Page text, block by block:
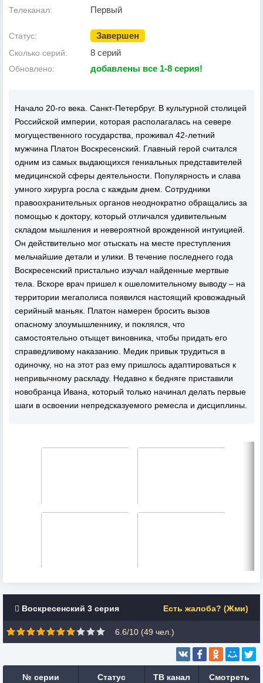
Телеканал: Первый
Статус: Завершен
Сколько серий: 8 серий
Обновлено: добавлены все 1-8 серия!
Начало 20-го века. Санкт-Петербруг. В культурной столицей
Российской империи, которая располагалась на севере
могущественного государства, проживал 42-летний
мужчина Платон Воскресенский. Главный герой считался
одним из самых выдающихся гениальных представителей
медицинской сферы деятельности. Популярность и слава
умного хирурга росла с каждым днем. Сотрудники
правоохранительных органов неоднократно обращались за
помощью к доктору, который отличался удивительным
складом мышления и невероятной врожденной интуицией.
Он действительно мог отыскать на месте преступления
мельчайшие детали и улики. В течение последнего года
Воскресенский пристально изучал найденные мертвые
тела. Вскоре врач пришел к ошеломительному выводу – на
территории мегаполиса появился настоящий кровожадный
серийный маньяк. Платон намерен бросить вызов
опасному злоумышленнику, и поклялся, что
самостоятельно отыщет виновника, чтобы придать его
справедливому наказанию. Медик привык трудиться в
одиночку, но на этот раз ему пришлось адаптироваться к
непривычному раскладу. Недавно к бедняге приставили
новобранца Ивана, который только начинал делать первые
шаги в освоении непредсказуемого ремесла и дисциплины.
Воскресенский 3 серия Есть жалоба? (Жми)
6.6/10 (49 чел.)
№ серии Статус ТВ канал Смотреть